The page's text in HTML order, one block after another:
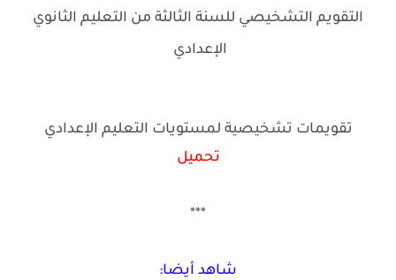
التقويم التشخيصي للسنة الثالثة من التعليم الثانوي
الإعدادي
تقويمات تشخيصية لمستويات التعليم الإعدادي
تحميل
***
شاهد أيضا: